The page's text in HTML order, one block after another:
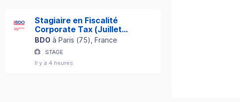
Stagiaire en Fiscalité
Corporate Tax (Juillet
2027) - F/H
BDO à Paris (75) , France
STAGE
Il y a 4 heures